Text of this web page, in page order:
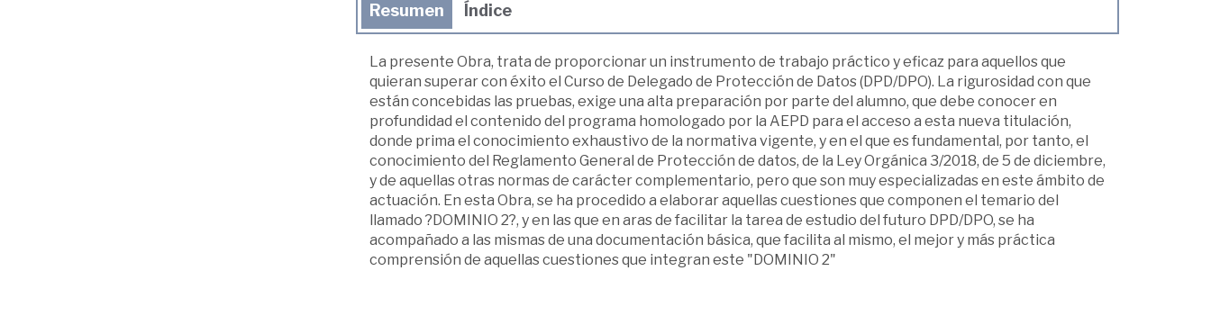
Resumen Índice
La presente Obra, trata de proporcionar un instrumento de trabajo práctico y eficaz para aquellos que
quieran superar con éxito el Curso de Delegado de Protección de Datos (DPD/DPO). La rigurosidad con que
están concebidas las pruebas, exige una alta preparación por parte del alumno, que debe conocer en
profundidad el contenido del programa homologado por la AEPD para el acceso a esta nueva titulación,
donde prima el conocimiento exhaustivo de la normativa vigente, y en el que es fundamental, por tanto, el
conocimiento del Reglamento General de Protección de datos, de la Ley Orgánica 3/2018, de 5 de diciembre,
y de aquellas otras normas de carácter complementario, pero que son muy especializadas en este ámbito de
actuación. En esta Obra, se ha procedido a elaborar aquellas cuestiones que componen el temario del
llamado ?DOMINIO 2?, y en las que en aras de facilitar la tarea de estudio del futuro DPD/DPO, se ha
acompañado a las mismas de una documentación básica, que facilita al mismo, el mejor y más práctica
comprensión de aquellas cuestiones que integran este "DOMINIO 2"